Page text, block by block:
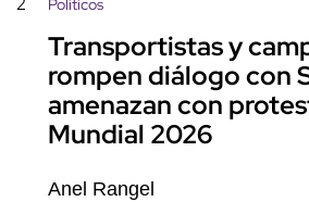
Políticos
Transportistas y
rompen diálogo con
amenazan con
Mundial 2026
Anel Rangel